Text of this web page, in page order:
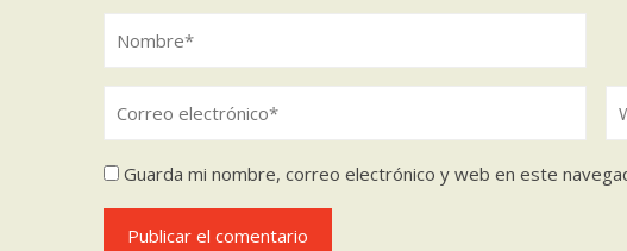
Guarda mi nombre, correo electrónico y web en este